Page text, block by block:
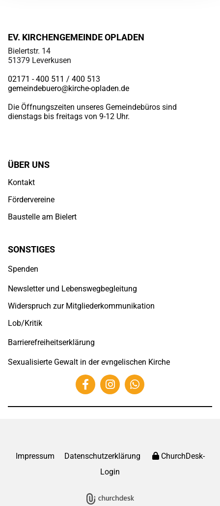
EV. KIRCHENGEMEINDE OPLADEN
Bielertstr. 14
51379 Leverkusen
02171 - 400 511 / 400 513
gemeindebuero@kirche-opladen.de
Die Öffnungszeiten unseres Gemeindebüros sind
dienstags bis freitags von 9-12 Uhr.
ÜBER UNS
Kontakt
Fördervereine
Baustelle am Bielert
SONSTIGES
Spenden
Newsletter und Lebenswegbegleitung
Widerspruch zur Mitgliederkommunikation
Lob/Kritik
Barrierefreiheitserklärung
Sexualisierte Gewalt in der evngelischen Kirche
Impressum Datenschutzerklärung
ChurchDesk-
Login